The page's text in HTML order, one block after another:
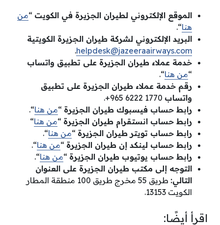
الموقع الإلكتروني لطيران الجزيرة في الكويت “من
هنا“.
البريد الإلكتروني لشركة طيران الجزيرة الكويتية
helpdesk@jazeeraairways.com
.
خدمة عملاء طيران الجزيرة على تطبيق واتساب
“من هنا“.
رقم خدمة عملاء طيران الجزيرة على تطبيق
واتساب
رابط حساب فيسبوك طيران الجزيرة “من هنا“.
رابط حساب انستقرام طيران الجزيرة “من هنا“
رابط حساب تويتر طيران الجزيرة “من هنا“.
رابط حساب لينكد إن طيران الجزيرة “من هنا“.
رابط حساب يوتيوب طيران الجزيرة “من هنا“.
التوجه إلى مكتب طيران الجزيرة على العنوان
التالي:
طريق 55 مخرج طريق 100 منطقة المطار
الكويت 13153.
اقرأ أيضًا: